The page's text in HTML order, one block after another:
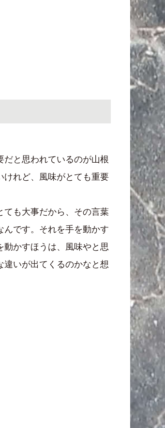
と思われているのが山根
けれど、風味がとても重要
ても大事だから、その言葉
んです。それを手を動かす
かすほうは、風味やと思
いが出てくるのかなと想